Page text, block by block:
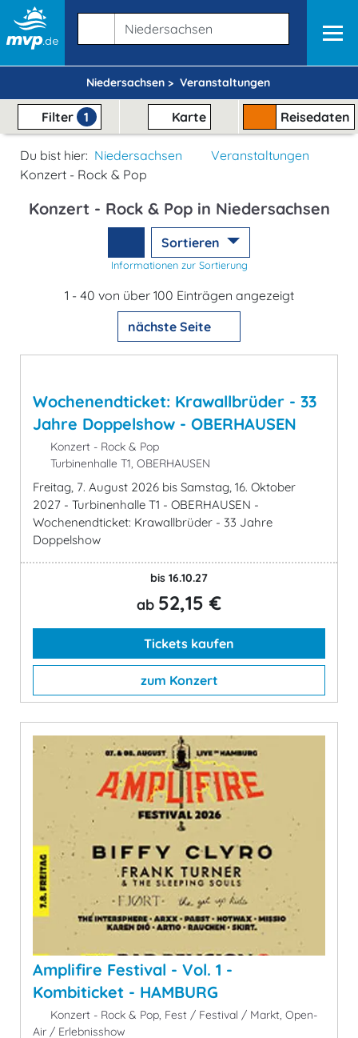
Niedersachsen > Veranstaltungen
Filter 1 Karte Reisedaten
Du bist hier: Niedersachsen
Veranstaltungen
Konzert - Rock & Pop
Konzert - Rock & Pop in Niedersachsen
Sortieren
Informationen zur Sortierung
1 - 40 von über 100 Einträgen angezeigt
nächste Seite
Wochenendticket: Krawallbrüder - 33
Jahre Doppelshow - OBERHAUSEN
Konzert - Rock & Pop
Turbinenhalle T1, OBERHAUSEN
Freitag, 7. August 2026 bis Samstag, 16. Oktober
2027 - Turbinenhalle T1 - OBERHAUSEN -
Wochenendticket: Krawallbrüder - 33 Jahre
Doppelshow
bis 16.10.27
ab 52,15 €
Tickets kaufen
zum Konzert
Amplifire Festival - Vol. 1 -
Kombiticket - HAMBURG
Konzert - Rock & Pop, Fest / Festival / Markt, Open-
Air / Erlebnisshow